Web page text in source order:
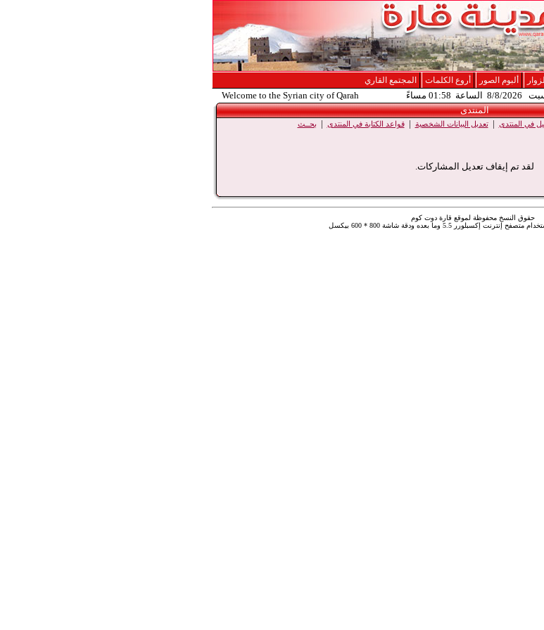
ألبوم الصور أروع الكلمات المجتمع القاري
الساعة 01:58 مساءً
Welcome to the Syrian city of Qarah
المنتدى
في المنتدى |تعديل البيانات الشخصية |قواعد الكتابة في المنتدى | بحــث
لقد تم إيقاف تعديل المشاركات.
حقوق النسخ محفوظة لموقع قارة دوت كوم
إكسبلورر 5.5 وما بعده ودقة شاشة 800 * 600 بيكسل